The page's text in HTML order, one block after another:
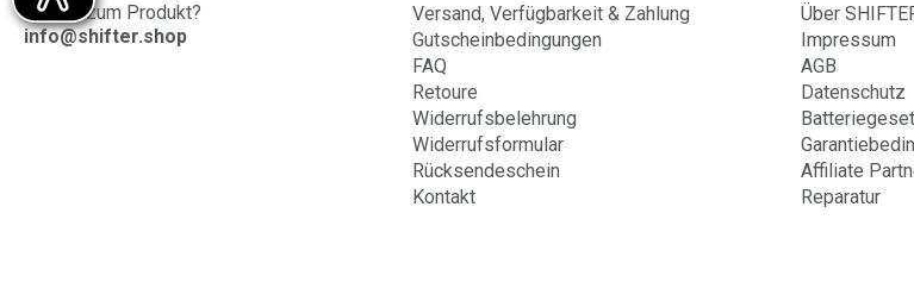
Fragen zum Produkt?
info@shifter.shop
Versand, Verfügbarkeit & Zahlung
Gutscheinbedingungen
FAQ
Retoure
Widerrufsbelehrung
Widerrufsformular
Rücksendeschein
Kontakt
Über
Impressum
AGB
Datenschutz
Affiliate
Reparatur